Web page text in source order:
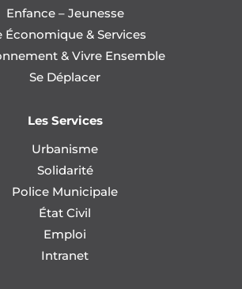
Enfance – Jeunesse
Économique & Services
& Vivre Ensemble
Se Déplacer
Les Services
Urbanisme
Solidarité
Police Municipale
État Civil
Emploi
Intranet